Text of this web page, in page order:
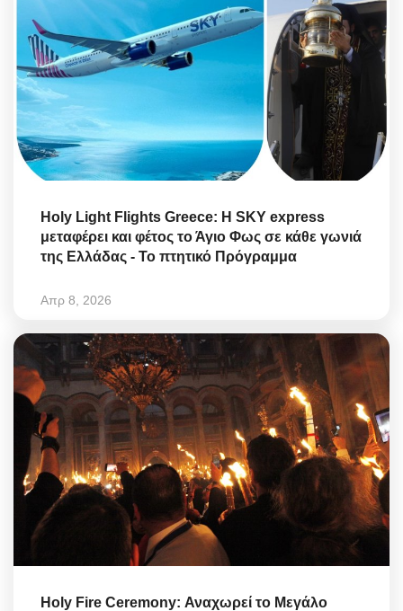
Holy Light Flights Greece: Η SKY express
μεταφέρει και φέτος το Άγιο Φως σε κάθε γωνιά
της Ελλάδας - Το πτητικό Πρόγραμμα
Απρ 8, 2026
Holy Fire Ceremony: Αναχωρεί το Μεγάλο